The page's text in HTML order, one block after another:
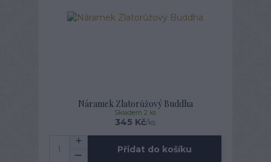
Náramek Zlatorůžový Buddha
345 Kč/ks
Skladem 2 ks
Přidat do košíku